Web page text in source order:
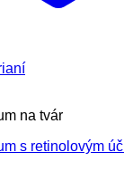
na tvár
s retinolovým